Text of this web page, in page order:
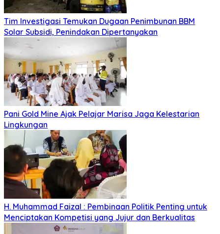
Tim Investigasi Temukan Dugaan Penimbunan BBM
Solar Subsidi, Penindakan Dipertanyakan
Pani Gold Mine Ajak Pelajar Marisa Jaga Kelestarian
Lingkungan
H. Muhammad Faizal : Pembinaan Politik Penting untuk
Menciptakan Kompetisi yang Jujur dan Berkualitas